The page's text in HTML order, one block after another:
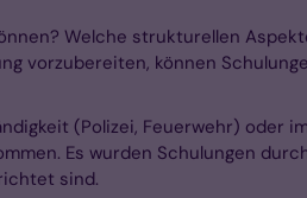
Welche strukturellen
vorzubereiten, können
(Polizei, Feuerwehr) oder
Es wurden Schulungen
sind.